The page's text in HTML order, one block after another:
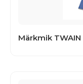
Märkmik TWAIN